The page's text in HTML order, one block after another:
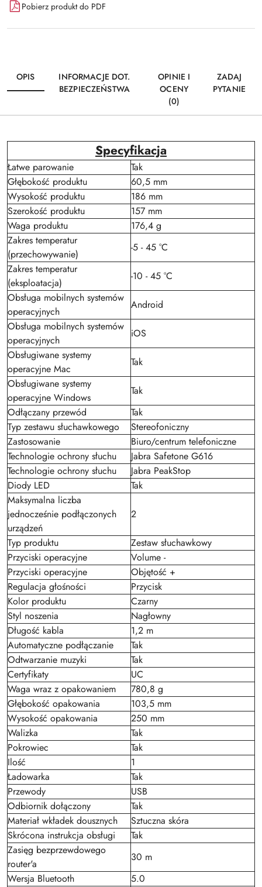
Pobierz produkt do PDF
OPIS
INFORMACJE DOT.
BEZPIECZEŃSTWA
OPINIE I
OCENY
(0)
ZADAJ
PYTANIE
Specyfikacja
Łatwe parowanie
Tak
Głębokość produktu
60,5 mm
Wysokość produktu
186 mm
Szerokość produktu
157 mm
Waga produktu
176,4 g
Zakres temperatur
(przechowywanie)
-5 - 45 °C
Zakres temperatur
(eksploatacja)
-10 - 45 °C
Obsługa mobilnych systemów
operacyjnych
Android
Obsługa mobilnych systemów
operacyjnych
iOS
Obsługiwane systemy
operacyjne Mac
Tak
Obsługiwane systemy
operacyjne Windows
Tak
Odłączany przewód
Tak
Typ zestawu słuchawkowego
Stereofoniczny
Zastosowanie
Biuro/centrum telefoniczne
Technologie ochrony słuchu
Jabra Safetone G616
Technologie ochrony słuchu
Jabra PeakStop
Diody LED
Tak
Maksymalna liczba
jednocześnie podłączonych
urządzeń
2
Typ produktu
Zestaw słuchawkowy
Przyciski operacyjne
Volume -
Przyciski operacyjne
Objętość +
Regulacja głośności
Przycisk
Kolor produktu
Czarny
Styl noszenia
Nagłowny
Długość kabla
1,2 m
Automatyczne podłączanie
Tak
Odtwarzanie muzyki
Tak
Certyfikaty
UC
Waga wraz z opakowaniem
780,8 g
Głębokość opakowania
103,5 mm
Wysokość opakowania
250 mm
Walizka
Tak
Pokrowiec
Tak
Ilość
1
Ładowarka
Tak
Przewody
USB
Odbiornik dołączony
Tak
Materiał wkładek dousznych
Sztuczna skóra
Skrócona instrukcja obsługi
Tak
Zasięg bezprzewdowego
router'a
30 m
Wersja Bluetooth
5.0